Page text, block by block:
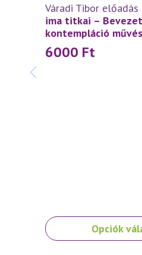
Váradi Tibor előadás
ima titkai –
kontempláció
6000 Ft
Opciók
Ennek
a